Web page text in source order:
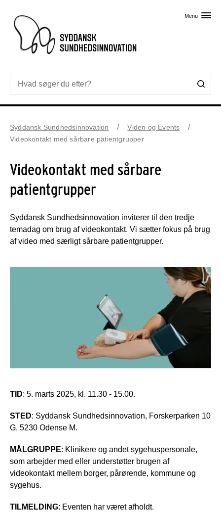
Menu
Syddansk Sundhedsinnovation
Viden og Events
Videokontakt med sårbare patientgrupper
Videokontakt med sårbare
patientgrupper
Syddansk Sundhedsinnovation inviterer til den tredje
temadag om brug af videokontakt. Vi sætter fokus på brug
af video med særligt sårbare patientgrupper.
TID: 5. marts 2025, kl. 11.30 - 15.00.
STED: Syddansk Sundhedsinnovation, Forskerparken 10
G, 5230 Odense M.
MÅLGRUPPE: Klinikere og andet sygehuspersonale,
som arbejder med eller understøtter brugen af
videokontakt mellem borger, pårørende, kommune og
sygehus.
TILMELDING: Eventen har været afholdt.